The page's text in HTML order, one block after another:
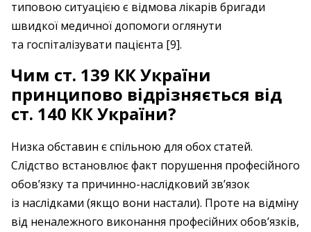
типовою ситуацією є відмова лікарів бригади
швидкої медичної допомоги оглянути
та госпіталізувати пацієнта [9].
Чим ст. 139 КК України
принципово відрізняється від
ст. 140 КК України?
Низка обставин є спільною для обох статей.
Слідство встановлює факт порушення професійного
обов’язку та причинно-наслідковий зв’язок
із наслідками (якщо вони настали). Проте на відміну
від неналежного виконання професійних обов’язків,